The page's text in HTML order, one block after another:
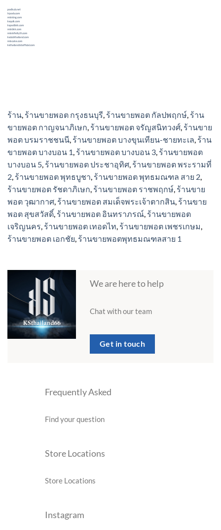
podkub.net
trpods.com
relxking.com
ksquik.com
kspodbkk.com
relxbkk.com
relxinfinityth.com
ksclubthailand.com
relxcake.com
ksthailand66official.com
ร้าน ร้านขายพอต กรุงธนบุรี ร้านขายพอต กัลปพฤกษ์ ร้าน
ขายพอต กาญจนาภิเษก ร้านขายพอต จรัญสนิทวงศ์ ร้านขาย
พอต บรมราชชนนี ร้านขายพอต บางขุนเทียน-ชายทะเล ร้าน
ขายพอต บางบอน 1 ร้านขายพอต บางบอน 3 ร้านขายพอต
บางบอน 5 ร้านขายพอต ประชาอุทิศ ร้านขายพอต พระรามที่
2 ร้านขายพอต พุทธบูชา ร้านขายพอต พุทธมณฑล สาย 2
ร้านขายพอต รัชดาภิเษก ร้านขายพอต ราชพฤกษ์ ร้านขาย
พอต วุฒากาศ ร้านขายพอต สมเด็จพระเจ้าตากสิน ร้านขาย
พอต สุขสวัสดิ์ ร้านขายพอต อินทราภรณ์ ร้านขายพอต
เจริญนคร ร้านขายพอต เทอดไท ร้านขายพอต เพชรเกษม
ร้านขายพอต เอกชัย ร้านขายพอตพุทธมณฑลสาย 1
We are here to help
Chat with our team
Get in touch
Frequently Asked
Find your question
Store Locations
Store Locations
Instagram